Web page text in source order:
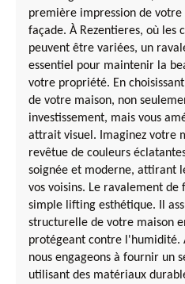
première impression de
façade. À Rezentieres, où les
peuvent être variées, un
essentiel pour maintenir la
votre propriété. En
de votre maison, non
investissement, mais vous
attrait visuel. Imaginez votre
revêtue de couleurs
soignée et moderne, attirant
vos voisins. Le ravalement de
simple lifting esthétique. Il
structurelle de votre maison
protégeant contre l'humidité.
nous engageons à fournir un
utilisant des matériaux